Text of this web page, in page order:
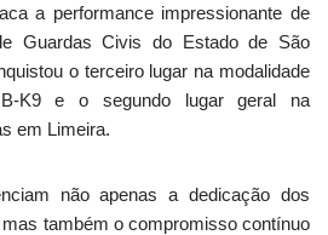
a performance impressionante de
Guardas Civis do Estado de São
o terceiro lugar na modalidade
K9 e o segundo lugar geral na
em Limeira.
não apenas a dedicação dos
também o compromisso contínuo